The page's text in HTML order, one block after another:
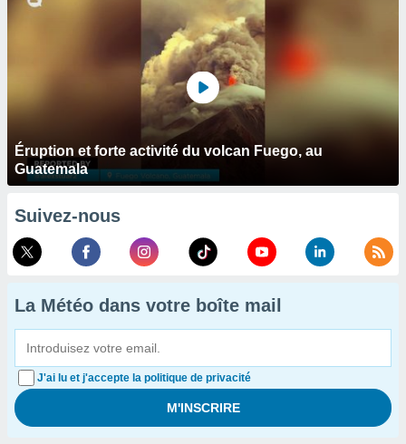
Éruption et forte activité du volcan Fuego, au
Guatemala
Suivez-nous
La Météo dans votre boîte mail
J'ai lu et j'accepte la politique de privacité